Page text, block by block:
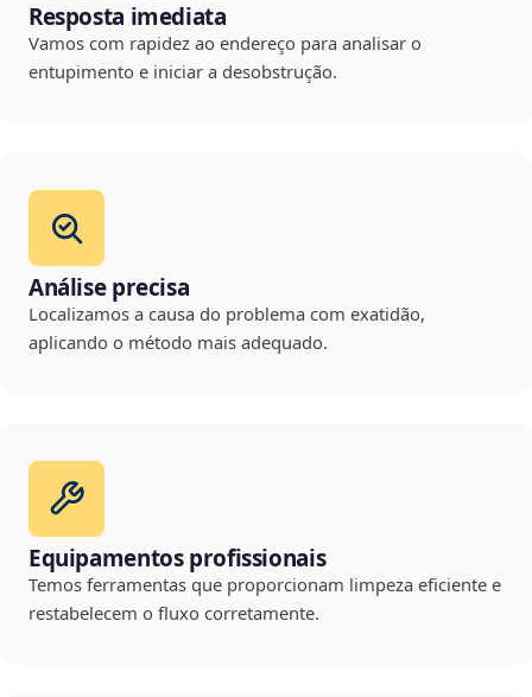
Resposta imediata
Vamos com rapidez ao endereço para analisar o
entupimento e iniciar a desobstrução.
Análise precisa
Localizamos a causa do problema com exatidão,
aplicando o método mais adequado.
Equipamentos profissionais
Temos ferramentas que proporcionam limpeza eficiente e
restabelecem o fluxo corretamente.